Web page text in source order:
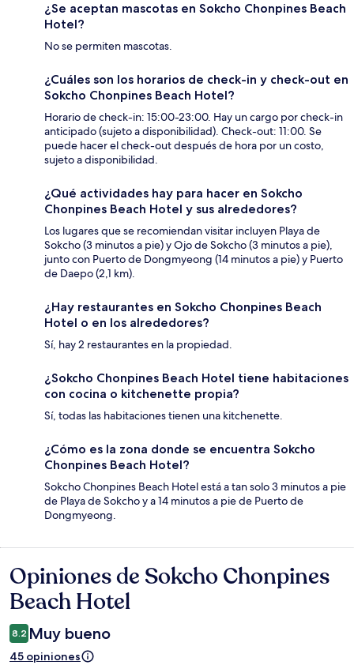
¿Se aceptan mascotas en Sokcho Chonpines Beach
Hotel?
No se permiten mascotas.
¿Cuáles son los horarios de check-in y check-out en
Sokcho Chonpines Beach Hotel?
Horario de check-in: 15:00-23:00. Hay un cargo por check-in
anticipado (sujeto a disponibilidad). Check-out: 11:00. Se
puede hacer el check-out después de hora por un costo,
sujeto a disponibilidad.
¿Qué actividades hay para hacer en Sokcho
Chonpines Beach Hotel y sus alrededores?
Los lugares que se recomiendan visitar incluyen Playa de
Sokcho (3 minutos a pie) y Ojo de Sokcho (3 minutos a pie),
junto con Puerto de Dongmyeong (14 minutos a pie) y Puerto
de Daepo (2,1 km).
¿Hay restaurantes en Sokcho Chonpines Beach
Hotel o en los alrededores?
Sí, hay 2 restaurantes en la propiedad.
¿Sokcho Chonpines Beach Hotel tiene habitaciones
con cocina o kitchenette propia?
Sí, todas las habitaciones tienen una kitchenette.
¿Cómo es la zona donde se encuentra Sokcho
Chonpines Beach Hotel?
Sokcho Chonpines Beach Hotel está a tan solo 3 minutos a pie
de Playa de Sokcho y a 14 minutos a pie de Puerto de
Dongmyeong.
Opiniones
Opiniones de Sokcho Chonpines
Beach Hotel
8.2 Muy bueno
45 opiniones